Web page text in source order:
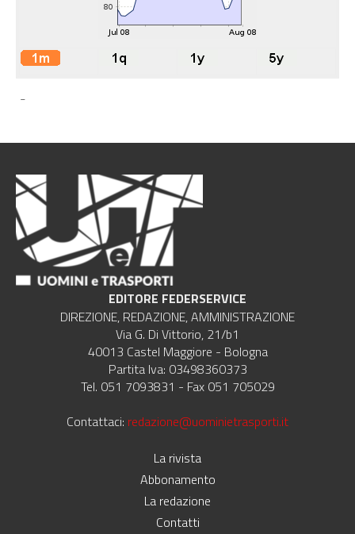
-
EDITORE FEDERSERVICE
DIREZIONE, REDAZIONE, AMMINISTRAZIONE
Via G. Di Vittorio, 21/b1
40013 Castel Maggiore - Bologna
Partita Iva: 03498360373
Tel. 051 7093831 - Fax 051 705029
Contattaci: redazione@uominietrasporti.it
La rivista
Abbonamento
La redazione
Contatti